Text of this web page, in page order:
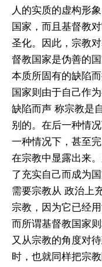
人的实质的虚构形
国家，而且基督教
圣化。因此，宗教
督教国家是伪善的
本质所固有的缺陷
国家则由于自己作
缺陷而声 称宗教是
别的。在后一种情
一种情况下，甚至
在宗教中显露出来
了充实自己而成为
需要宗教从 政治上
宗教，因为它已经
而所谓基督教国家
又从宗教的角度对
时，也就同样把宗教